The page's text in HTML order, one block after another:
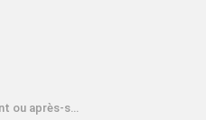
cheveux crépus